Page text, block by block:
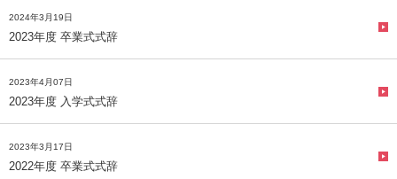
2024年3月19日
2023年度 卒業式式辞
2023年4月07日
2023年度 入学式式辞
2023年3月17日
2022年度 卒業式式辞